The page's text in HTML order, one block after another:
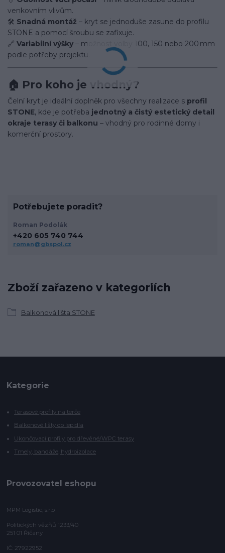
venkovním vlivům.
🛠️ Snadná montáž – kryt se jednoduše zasune do profilu
STONE a pomocí šroubu se zafixuje.
🔗 Variabilní výšky – možnost volby 100, 150 nebo 200 mm
podle potřeby projektu.
🏠 Pro koho je vhodný?
Čelní kryt je ideální doplněk pro všechny realizace s profil
STONE, kde je potřeba jednotný a čistý estetický detail
okraje terasy či balkonu – vhodný pro rodinné domy i
komerční prostory.
Zboží zařazeno v kategoriích
Balkonová lišta STONE
Potřebujete poradit?
Roman Podolák
+420 605 740 744
roman@gbspol.cz
Kategorie
Terasové profily na terče
Balkonové lišty do lepidla
Ukončovací profily pro dřevěné/WPC terasy
Tmely, bandáže, hydroizolace
Provozovatel eshopu
MPM Logistic, s.r.o
Politických vězňů 1233/40
251 01 Říčany
IČ: 27922952